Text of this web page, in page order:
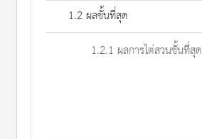
1.2 ผลชั้นที่สุด
1.2.1 ผลการไต่สวนชั้นที่สุด